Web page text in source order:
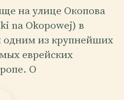
на улице Окопова
na Okopowej) в
одним из крупнейших
еврейских
О